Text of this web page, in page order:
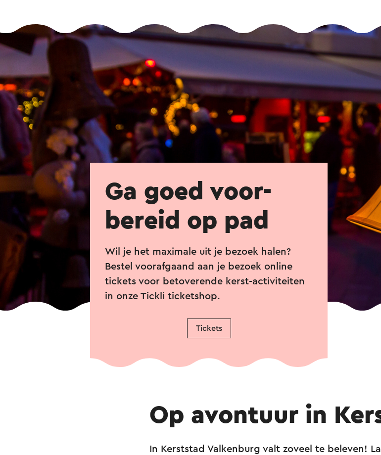
Ga goed voor­
bereid op pad
Wil je het maximale uit je bezoek halen?
Bestel voorafgaand aan je bezoek online
tickets voor betoverende kerst-activiteiten
in onze Tickli ticketshop.
Tickets
Op avontuur in
In Kerststad Valkenburg valt zoveel te beleven!